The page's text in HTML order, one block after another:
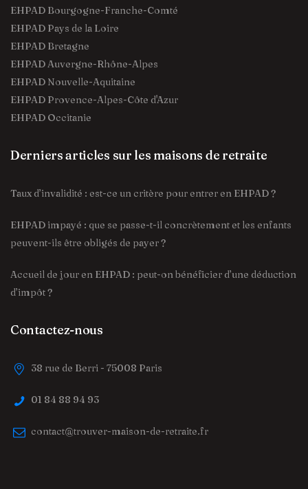
EHPAD Bourgogne-Franche-Comté
EHPAD Pays de la Loire
EHPAD Bretagne
EHPAD Auvergne-Rhône-Alpes
EHPAD Nouvelle-Aquitaine
EHPAD Provence-Alpes-Côte d'Azur
EHPAD Occitanie
Derniers articles sur les maisons de retraite
Taux d’invalidité : est-ce un critère pour entrer en EHPAD ?
EHPAD impayé : que se passe-t-il concrètement et les enfants
peuvent-ils être obligés de payer ?
Accueil de jour en EHPAD : peut-on bénéficier d’une déduction
d’impôt ?
Contactez-nous
38 rue de Berri - 75008 Paris
01 84 88 94 93
contact@trouver-maison-de-retraite.fr